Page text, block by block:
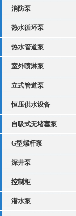
消防泵
热水循环泵
热水管道泵
室外喷淋泵
立式管道泵
恒压供水设备
自吸式无堵塞泵
G型螺杆泵
深井泵
控制柜
潜水泵